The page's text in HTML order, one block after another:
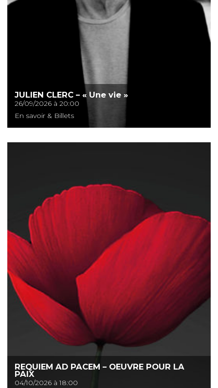
JULIEN CLERC – « Une vie »
26/09/2026 à 20:00
REQUIEM AD PACEM – OEUVRE POUR LA
PAIX
04/10/2026 à 18:00